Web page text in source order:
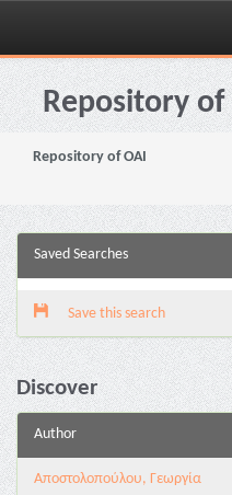
Skip
navigationRepository
Repository of OAI
Saved Searches
Save this search
Discover
Author
Αποστολοπούλου, Γεωργία